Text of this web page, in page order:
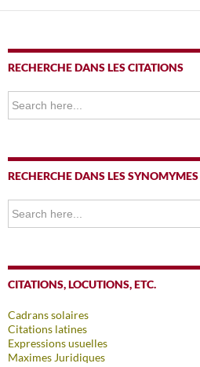
RECHERCHE DANS LES CITATIONS
Search
for:
RECHERCHE DANS LES SYNOMYMES
Search
for:
CITATIONS, LOCUTIONS, ETC.
Cadrans solaires
Citations latines
Expressions usuelles
Maximes Juridiques